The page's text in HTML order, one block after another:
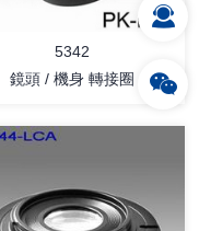
5342
鏡頭 / 機身 轉接圈